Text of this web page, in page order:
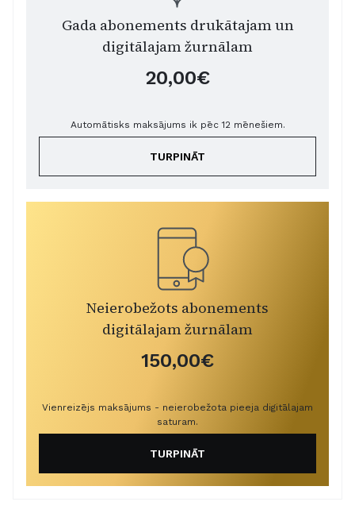
Gada abonements drukātajam un
digitālajam žurnālam
20,00€
Automātisks maksājums ik pēc 12 mēnešiem.
TURPINĀT
Neierobežots abonements
digitālajam žurnālam
150,00€
Vienreizējs maksājums - neierobežota pieeja digitālajam
saturam.
TURPINĀT